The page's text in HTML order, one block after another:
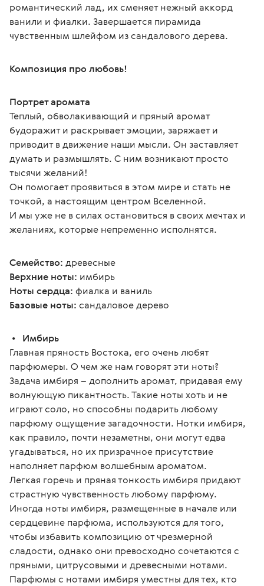
романтический лад, их сменяет нежный аккорд
ванили и фиалки. Завершается пирамида
чувственным шлейфом из сандалового дерева.
Композиция про любовь!
Портрет аромата
Теплый, обволакивающий и пряный аромат
будоражит и раскрывает эмоции, заряжает и
приводит в движение наши мысли. Он заставляет
думать и размышлять. С ним возникают просто
тысячи желаний!
Он помогает проявиться в этом мире и стать не
точкой, а настоящим центром Вселенной.
И мы уже не в силах остановиться в своих мечтах и
желаниях, которые непременно исполнятся.
Семейство: древесные
Верхние ноты: имбирь
Ноты сердца: фиалка и ваниль
Базовые ноты: сандаловое дерево
• Имбирь
Главная пряность Востока, его очень любят
парфюмеры. О чем же нам говорят эти ноты?
Задача имбиря – дополнить аромат, придавая ему
волнующую пикантность. Такие ноты хоть и не
играют соло, но способны подарить любому
парфюму ощущение загадочности. Нотки имбиря,
как правило, почти незаметны, они могут едва
угадываться, но их призрачное присутствие
наполняет парфюм волшебным ароматом.
Легкая горечь и пряная тонкость имбиря придают
страстную чувственность любому парфюму.
Иногда ноты имбиря, размещенные в начале или
сердцевине парфюма, используются для того,
чтобы избавить композицию от чрезмерной
сладости, однако они превосходно сочетаются с
пряными, цитрусовыми и древесными нотами.
Парфюмы с нотами имбиря уместны для тех, кто